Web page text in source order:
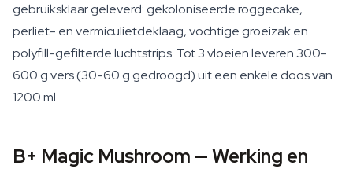
gebruiksklaar geleverd: gekoloniseerde roggecake,
perliet- en vermiculietdeklaag, vochtige groeizak en
polyfill-gefilterde luchtstrips. Tot 3 vloeien leveren 300-
600 g vers (30-60 g gedroogd) uit een enkele doos van
1200 ml.
B+ Magic Mushroom — Werking en